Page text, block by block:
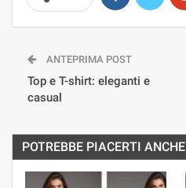
ANTEPRIMA POST
Top e T-shirt: eleganti e
casual
POTREBBE PIACERTI ANCHE